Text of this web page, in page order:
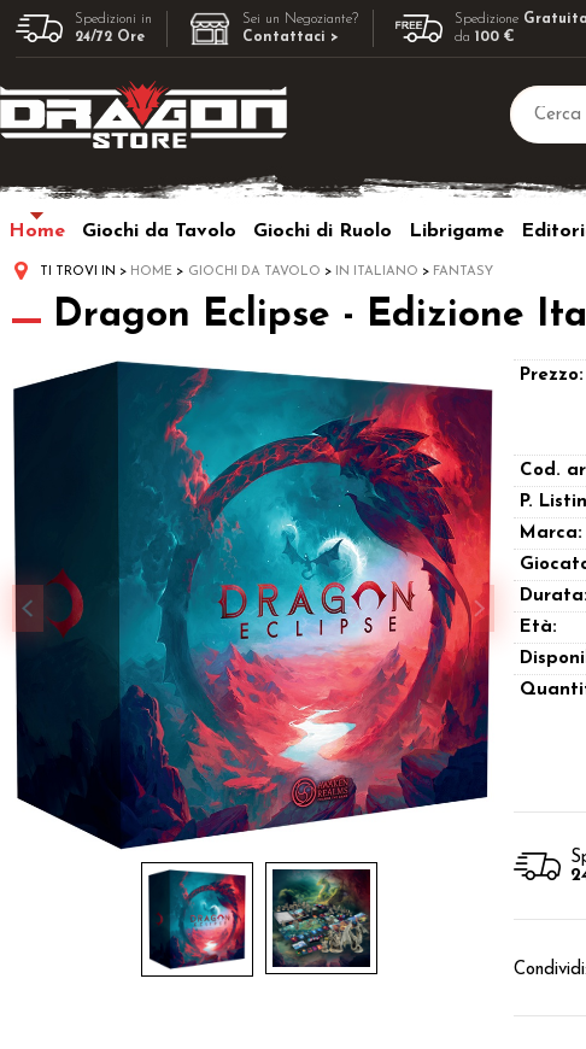
Spedizioni in
24/72 Ore
Sei un Negoziante?
Contattaci >
Spedizione Gratuita
da100 €
Home Giochi da Tavolo Giochi di Ruolo Librigame
TI TROVI IN HOME GIOCHI DA TAVOLO IN ITALIANO FANTASY
Dragon Eclipse - Edizione
Prezzo:
Cod.
P.
Marca:
Durata:
Età:
Condividi: